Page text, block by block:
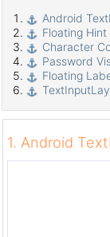
Android
Floating Hint
Character
Password
Floating
1. Android